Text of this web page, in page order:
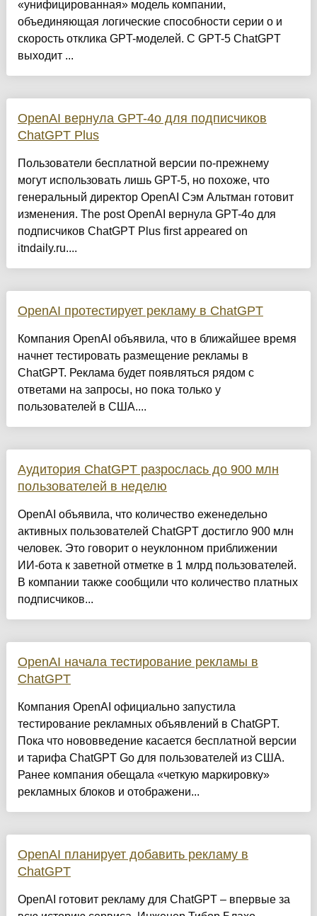
«унифицированная» модель компании,
объединяющая логические способности серии o и
скорость отклика GPT-моделей. С GPT-5 ChatGPT
выходит ...
OpenAI вернула GPT-4o для подписчиков
ChatGPT Plus
Пользователи бесплатной версии по-прежнему
могут использовать лишь GPT-5, но похоже, что
генеральный директор OpenAI Сэм Альтман готовит
изменения. The post OpenAI вернула GPT-4o для
подписчиков ChatGPT Plus first appeared on
itndaily.ru....
OpenAI протестирует рекламу в ChatGPT
Компания OpenAI объявила, что в ближайшее время
начнет тестировать размещение рекламы в
ChatGPT. Реклама будет появляться рядом с
ответами на запросы, но пока только у
пользователей в США....
Аудитория ChatGPT разрослась до 900 млн
пользователей в неделю
OpenAI объявила, что количество еженедельно
активных пользователей ChatGPT достигло 900 млн
человек. Это говорит о неуклонном приближении
ИИ-бота к заветной отметке в 1 млрд пользователей.
В компании также сообщили что количество платных
подписчиков...
OpenAI начала тестирование рекламы в
ChatGPT
Компания OpenAI официально запустила
тестирование рекламных объявлений в ChatGPT.
Пока что нововведение касается бесплатной версии
и тарифа ChatGPT Go для пользователей из США.
Ранее компания обещала «четкую маркировку»
рекламных блоков и отображени...
OpenAI планирует добавить рекламу в
ChatGPT
OpenAI готовит рекламу для ChatGPT – впервые за